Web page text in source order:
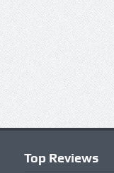
Top Reviews